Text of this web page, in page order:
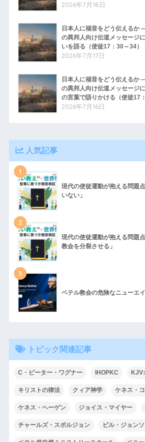
2026年7月18日
日本人に福音をどう伝えるか
の異邦人向け伝道メッセージ
いを語る（使徒17：30～34）
2026年7月17日
日本人に福音をどう伝えるか
の異邦人向け伝道メッセージ
の言葉で語りかける（使徒17
2026年7月16日
人気記事
1
現代の使徒運動が抱える問題
いない」
2
現代の使徒運動が抱える問題
教会を分裂させる」
3
ベテル教会の危険なニューエ
トピック関連記事
C・ピーター・ワグナー IHOPKC KJV
キリストの律法 クィア神学 ケネス・
ケネス・ヘーゲン ジョイス・マイヤー
チャールズ・スポルジョン ビル・ジョン